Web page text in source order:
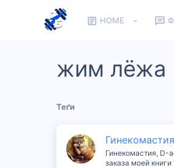
HOME
жим лёжа
Теґи
Гинекомастия, D-
заказа моей